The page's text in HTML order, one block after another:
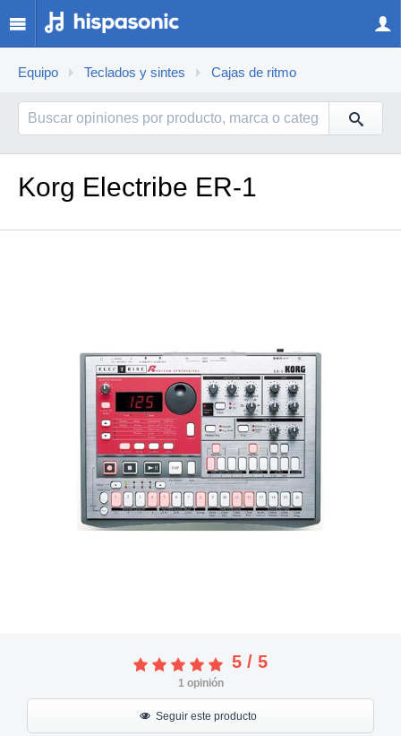
Equipo Teclados y sintes Cajas de ritmo
Korg Electribe ER-1
5 / 5
1opinión
Seguir este producto